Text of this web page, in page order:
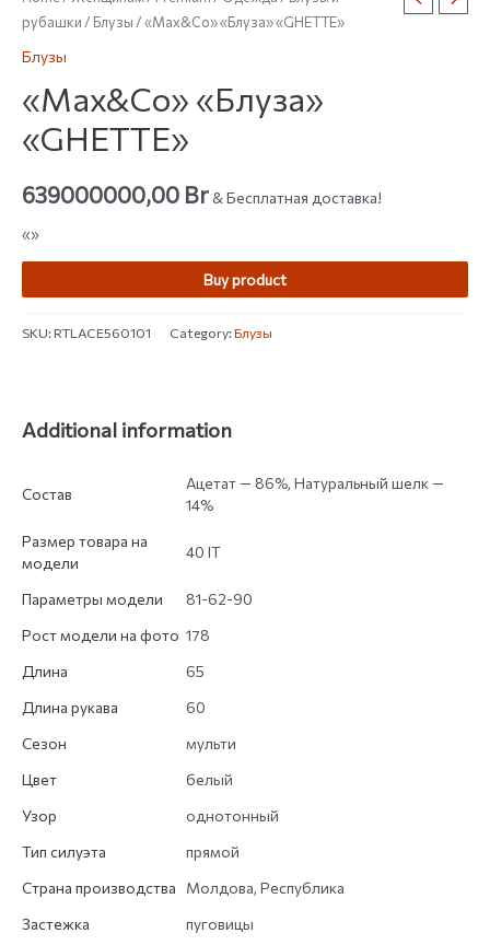
рубашки/ Блузы/ «Max&Co» «Блуза» «GHETTE»
Блузы
«Max&Co» «Блуза»
«GHETTE»
639000000,00 Br& Бесплатная доставка!
«»
Buy product
SKU:RTLACE560101 Category:Блузы
Additional information
Состав
Ацетат — 86%, Натуральный шелк —
14%
Размер товара на
модели
40 IT
Параметры модели
81-62-90
Рост модели на фото 178
Длина
65
Длина рукава
60
Сезон
мульти
Цвет
белый
Узор
однотонный
Тип силуэта
прямой
Страна производства
Молдова, Республика
Застежка
пуговицы